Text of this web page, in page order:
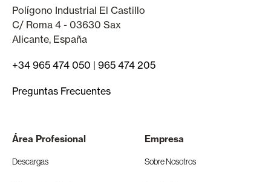
Polígono Industrial El Castillo
C/ Roma 4 - 03630 Sax
Alicante, España
+34 965 474 050 | 965 474 205
Preguntas Frecuentes
Área Profesional
Descargas
Empresa
Sobre Nosotros